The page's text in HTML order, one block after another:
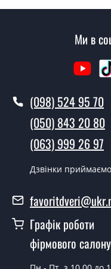
Скільки
Виклик замірника-
Так робимо. Монтаж
проводиться згідно з
Скільки
Вартість
Можна на
Ми в
(098) 524 95 70
(050) 843 20 80
(063) 999 26 97
Дзвінки
Графік роботи
фірмового